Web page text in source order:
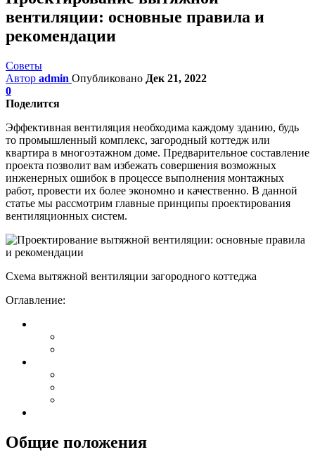
вентиляции: основные правила и
рекомендации
Советы
Автор admin Опубликовано Дек 21, 2022
0
Поделится
Эффективная вентиляция необходима каждому зданию, будь
то промышленный комплекс, загородный коттедж или
квартира в многоэтажном доме. Предварительное составление
проекта позволит вам избежать совершения возможных
инженерных ошибок в процессе выполнения монтажных
работ, провести их более экономно и качественно. В данной
статье мы рассмотрим главные принципы проектирования
вентиляционных систем.
Схема вытяжной вентиляции загородного коттеджа
Оглавление:
Общие положения